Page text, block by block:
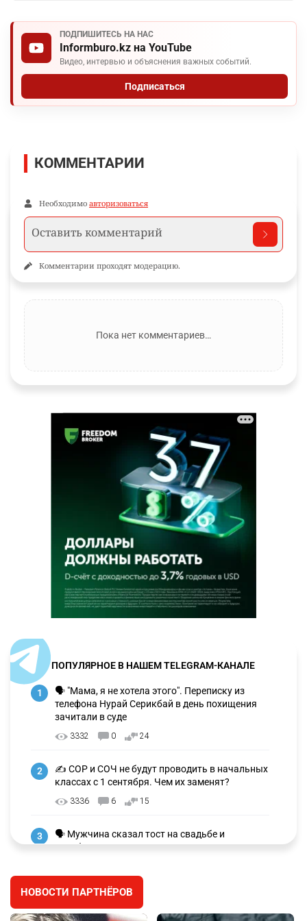
ПОДПИШИТЕСЬ НА НАС
Informburo.kz на YouTube
Видео, интервью и объяснения важных событий.
Подписаться
КОММЕНТАРИИ
Необходимо авторизоваться
Комментарии проходят модерацию.
Пока нет комментариев…
ПОПУЛЯРНОЕ В НАШЕМ TELEGRAM-КАНАЛЕ
1
🗣 "Мама, я не хотела этого". Переписку из
телефона Нурай Серикбай в день похищения
зачитали в суде
3332 0 24
2
✍️ СОР и СОЧ не будут проводить в начальных
классах с 1 сентября. Чем их заменят?
3336 6 15
3
🗣 Мужчина сказал тост на свадьбе и
заработал уголовное дело
🐏 Скота больше, а мясо дороже. Почему в
Казахстане продолжают расти цены на
НОВОСТИ ПАРТНЁРОВ